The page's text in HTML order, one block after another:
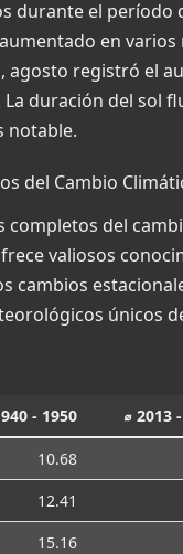
durante el período
en varios
agosto registró el
duración del sol
notable.
del Cambio
completos del
valiosos
cambios
únicos
- 1950 ⌀ 2013
10.68
12.41
15.16